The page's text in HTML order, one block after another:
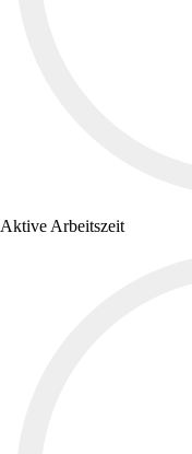
Aktive Arbeitszeit